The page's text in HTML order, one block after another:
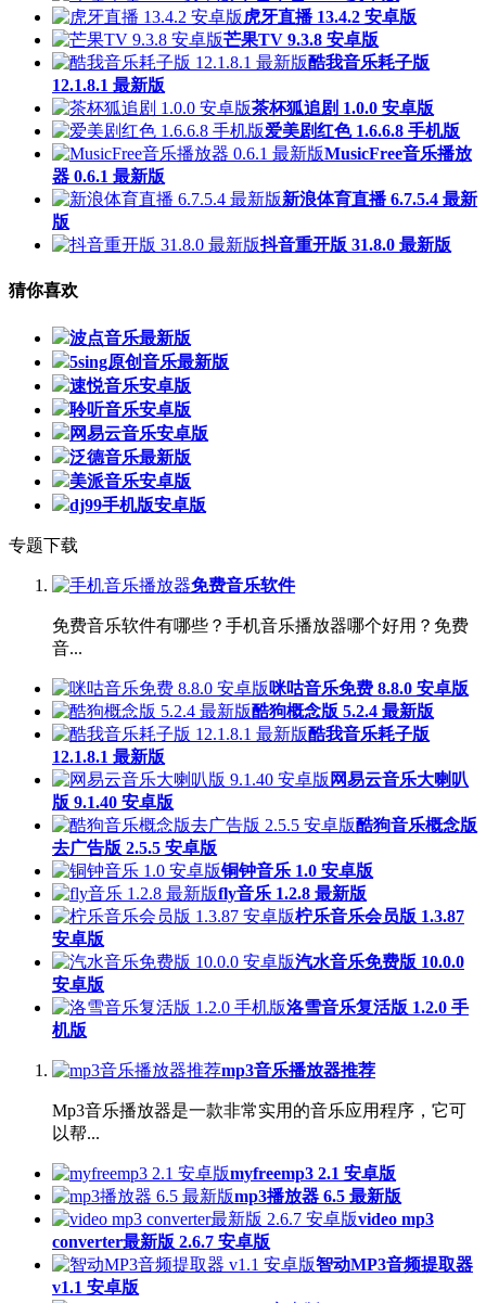
虎牙直播 13.4.2 安卓版
芒果TV 9.3.8 安卓版
酷我音乐耗子版
12.1.8.1 最新版
茶杯狐追剧 1.0.0 安卓版
爱美剧红色 1.6.6.8 手机版
MusicFree音乐播放
器 0.6.1 最新版
新浪体育直播 6.7.5.4 最新
版
抖音重开版 31.8.0 最新版
猜你喜欢
波点音乐最新版
5sing原创音乐最新版
速悦音乐安卓版
聆听音乐安卓版
网易云音乐安卓版
泛德音乐最新版
美派音乐安卓版
dj99手机版安卓版
专题下载
免费音乐软件
免费音乐软件有哪些？手机音乐播放器哪个好用？免费
音...
咪咕音乐免费 8.8.0 安卓版
酷狗概念版 5.2.4 最新版
酷我音乐耗子版
12.1.8.1 最新版
网易云音乐大喇叭
版 9.1.40 安卓版
酷狗音乐概念版
去广告版 2.5.5 安卓版
铜钟音乐 1.0 安卓版
fly音乐 1.2.8 最新版
柠乐音乐会员版 1.3.87
安卓版
汽水音乐免费版 10.0.0
安卓版
洛雪音乐复活版 1.2.0 手
机版
mp3音乐播放器推荐
Mp3音乐播放器是一款非常实用的音乐应用程序，它可
以帮...
myfreemp3 2.1 安卓版
mp3播放器 6.5 最新版
video mp3
converter最新版 2.6.7 安卓版
智动MP3音频提取器
v1.1 安卓版